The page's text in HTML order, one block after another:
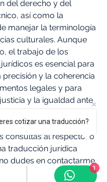
del derecho y del
así como la
manejar la terminología
culturales. Aunque
el trabajo de los
es esencial para
precisión y la coherencia
legales y para
y la igualdad ante
consultas al respecto, o
traducción jurídica
dudes en contactarme.
cotizar una traducción?
1